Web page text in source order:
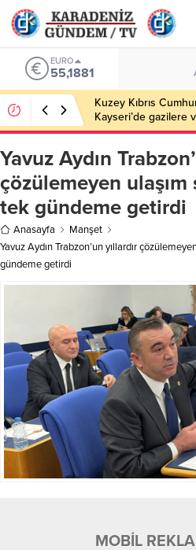
EURO
55,1881
Kuzey Kıbrıs
Kayseri’de gazilere
Yavuz Aydın
çözülemeyen ulaşım
tek gündeme getirdi
Anasayfa
Manşet
Yavuz Aydın Trabzon’un yıllardır
gündeme getirdi
MOBİL